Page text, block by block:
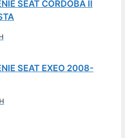
SEAT CORDOBA II
SEAT EXEO 2008-